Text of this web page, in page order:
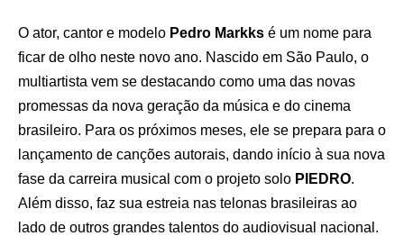
O ator, cantor e modelo Pedro Markks é um nome para
ficar de olho neste novo ano. Nascido em São Paulo, o
multiartista vem se destacando como uma das novas
promessas da nova geração da música e do cinema
brasileiro. Para os próximos meses, ele se prepara para o
lançamento de canções autorais, dando início à sua nova
fase da carreira musical com o projeto solo PIEDRO.
Além disso, faz sua estreia nas telonas brasileiras ao
lado de outros grandes talentos do audiovisual nacional.